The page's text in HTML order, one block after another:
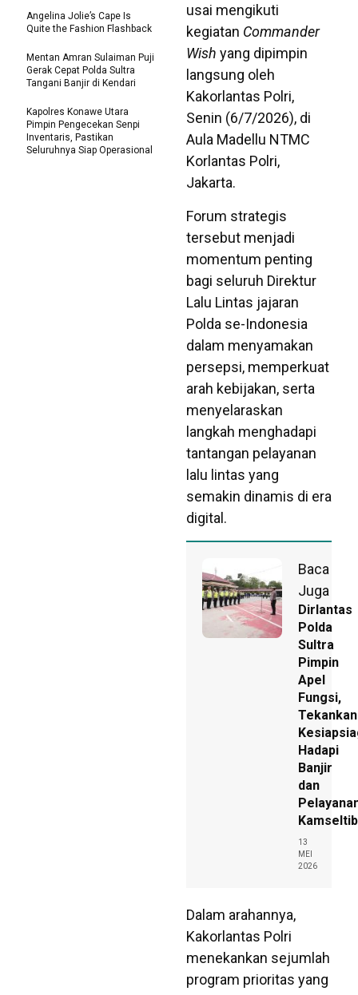
usai mengikuti
kegiatan Commander
Wish yang dipimpin
langsung oleh
Kakorlantas Polri,
Senin (6/7/2026), di
Aula Madellu NTMC
Korlantas Polri,
Jakarta.
Forum strategis
tersebut menjadi
momentum penting
bagi seluruh Direktur
Lalu Lintas jajaran
Polda se-Indonesia
dalam menyamakan
persepsi, memperkuat
arah kebijakan, serta
menyelaraskan
langkah menghadapi
tantangan pelayanan
lalu lintas yang
semakin dinamis di era
digital.
Baca
Juga
Dirlantas
Polda
Sultra
Pimpin
Apel
Fungsi,
Tekankan
Hadapi
Banjir
dan
13
MEI
2026
Dalam arahannya,
Kakorlantas Polri
menekankan sejumlah
program prioritas yang
Angelina Jolie’s Cape Is
Quite the Fashion Flashback
Mentan Amran Sulaiman Puji
Gerak Cepat Polda Sultra
Tangani Banjir di Kendari
Kapolres Konawe Utara
Pimpin Pengecekan Senpi
Inventaris, Pastikan
Seluruhnya Siap Operasional